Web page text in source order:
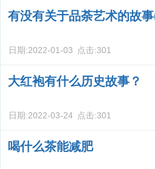
有没有关于品荼艺术的故
日期:2022-01-03 点击:301
大红袍有什么历史故事？
日期:2022-03-24 点击:301
喝什么茶能减肥